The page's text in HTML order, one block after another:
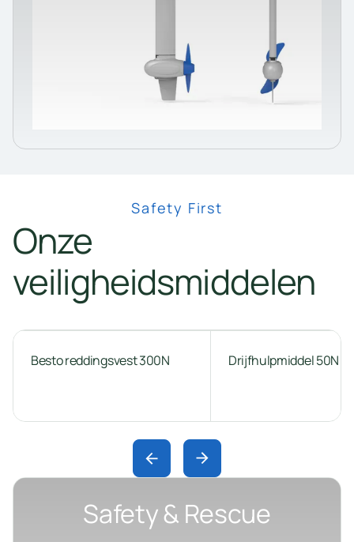
Safety First
Onze
veiligheidsmiddelen
Besto reddingsvest 300N Drijfhulpmiddel 50N
Safety & Rescue